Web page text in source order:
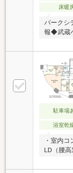
床暖
パークシ
報◆武蔵
ンベン
ラウン
の充実し
間有人管
住性を
件、全
続相談
駐車場
浴室乾
・室内
LD（腰高
0.83m2
り・